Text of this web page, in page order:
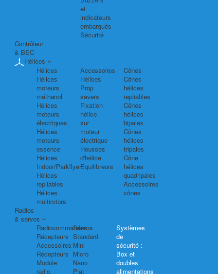
et
indicateurs
embarqués
Sécurité
Contrôleur
& BEC
Hélices
Hélices
Hélices
moteurs
méthanol
Hélices
moteurs
électriques
Hélices
moteurs
essence
Hélices
Indoor/Parkflyer
Hélices
repliables
Hélices
multirotors
Accessoires
Hélices
Prop
savers
Fixation
hélice
sur
moteur
électrique
Housses
d'hélice
Equilibreurs
Cônes
Cônes
hélices
repliables
Cônes
hélices
bipales
Cônes
hélices
tripales
Cône
hélices
quadripales
Accessoires
cônes
Radios
& servos
Radiocommandes
Récepteurs
Accessoires
Récepteurs
Module
radio
Servos
Standard
Mini
Micro
Nano
Plat
Systèmes
de
sécurité :
Box et
doubles
alimentations